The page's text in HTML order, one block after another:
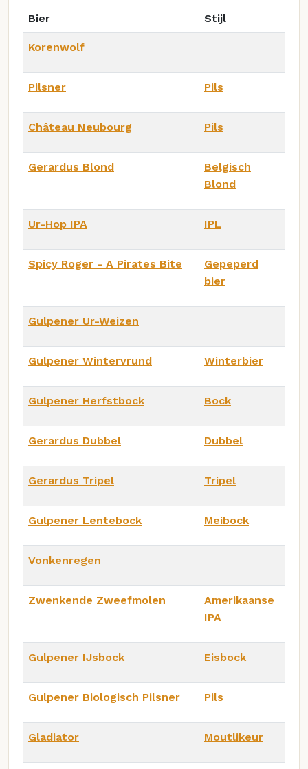
Bier Stijl
Korenwolf
Pilsner Pils
Château Neubourg Pils
Gerardus Blond
Belgisch
Blond
Ur-Hop IPA IPL
Spicy Roger - A Pirates Bite
Gepeperd
bier
Gulpener Ur-Weizen
Gulpener Wintervrund Winterbier
Gulpener Herfstbock Bock
Gerardus Dubbel Dubbel
Gerardus Tripel Tripel
Gulpener Lentebock Meibock
Vonkenregen
Zwenkende Zweefmolen
Amerikaanse
IPA
Gulpener IJsbock Eisbock
Gulpener Biologisch Pilsner Pils
Gladiator Moutlikeur